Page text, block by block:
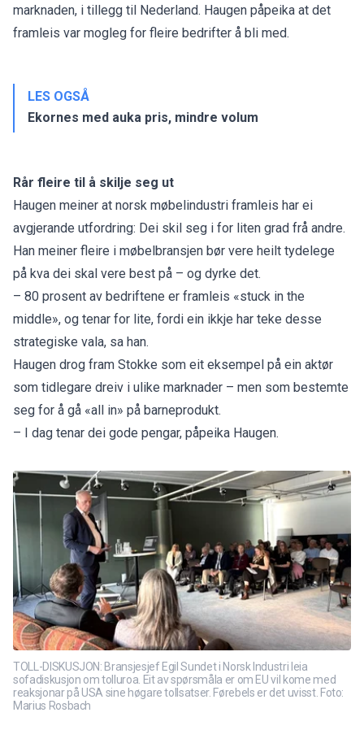
marknaden, i tillegg til Nederland. Haugen påpeika at det
framleis var mogleg for fleire bedrifter å bli med.
LES OGSÅ
Ekornes med auka pris, mindre volum
Rår fleire til å skilje seg ut
Haugen meiner at norsk møbelindustri framleis har ei
avgjerande utfordring: Dei skil seg i for liten grad frå andre.
Han meiner fleire i møbelbransjen bør vere heilt tydelege
på kva dei skal vere best på – og dyrke det.
– 80 prosent av bedriftene er framleis «stuck in the
middle», og tenar for lite, fordi ein ikkje har teke desse
strategiske vala, sa han.
Haugen drog fram Stokke som eit eksempel på ein aktør
som tidlegare dreiv i ulike marknader – men som bestemte
seg for å gå «all in» på barneprodukt.
– I dag tenar dei gode pengar, påpeika Haugen.
TOLL-DISKUSJON: Bransjesjef Egil Sundet i Norsk Industri leia
sofadiskusjon om tolluroa. Eit av spørsmåla er om EU vil kome med
reaksjonar på USA sine høgare tollsatser. Førebels er det uvisst. Foto:
Marius Rosbach